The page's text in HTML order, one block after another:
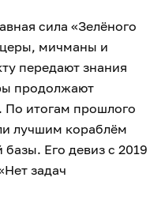
сила «Зелёного
мичманы и
передают знания
продолжают
По итогам прошлого
лучшим кораблём
Его девиз с 2019
задач